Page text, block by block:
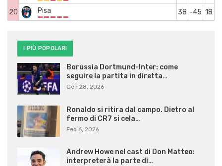
20
Pisa 38 -45 18
I PIÙ POPOLARI
Borussia Dortmund-Inter: come
seguire la partita in diretta…
Gen 28, 2026
Ronaldo si ritira dal campo. Dietro al
fermo di CR7 si cela…
Feb 6, 2026
Andrew Howe nel cast di Don Matteo:
interpreterà la parte di…